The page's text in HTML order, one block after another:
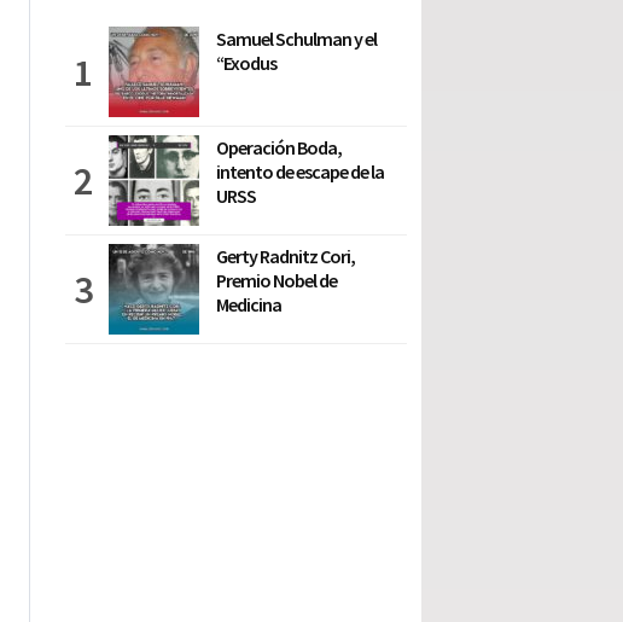
Samuel Schulman y el
“Exodus
Operación Boda,
intento de escape de la
URSS
Gerty Radnitz Cori,
Premio Nobel de
Medicina